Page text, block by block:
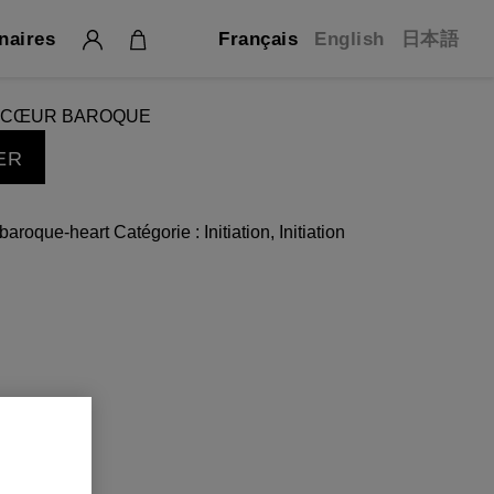
Français English 日本語
CŒUR BAROQUE
heart Catégorie : Initiation, Initiation